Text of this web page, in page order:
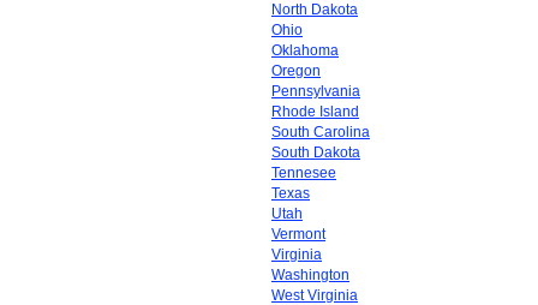
North Dakota
Ohio
Oklahoma
Oregon
Pennsylvania
Rhode Island
South Carolina
South Dakota
Tennesee
Texas
Utah
Vermont
Virginia
Washington
West Virginia